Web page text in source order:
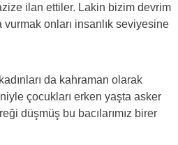
ilan ettiler. Lakin bizim devrim
onları insanlık seviyesine
da kahraman olarak
çocukları erken yaşta asker
düşmüş bu bacılarımız birer